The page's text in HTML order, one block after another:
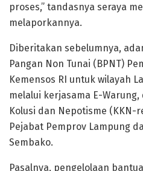
proses,” tandasnya seraya
melaporkannya.
Diberitakan sebelumnya,
Pangan Non Tunai (BPNT)
Kemensos RI untuk wilayah
melalui kerjasama E-
Kolusi dan Nepotisme (KKN-
Pejabat Pemprov Lampung
Sembako.
Pasalnya, pengelolaan